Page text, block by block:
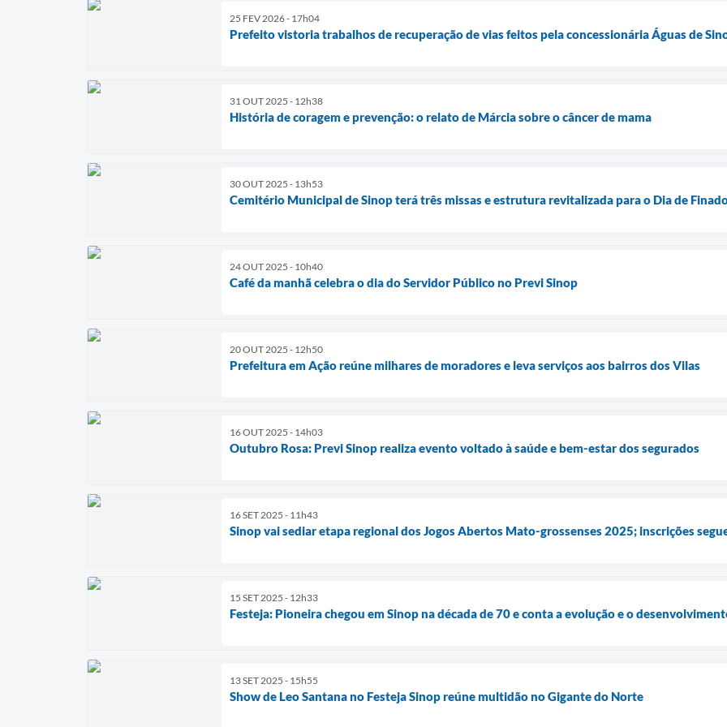
25 FEV 2026 - 17h04
Prefeito vistoria trabalhos de recuperação de vias feitos pela concessionária Águas de
31 OUT 2025 - 12h38
História de coragem e prevenção: o relato de Márcia sobre o câncer de mama
30 OUT 2025 - 13h53
Cemitério Municipal de Sinop terá três missas e estrutura revitalizada para o Dia de
24 OUT 2025 - 10h40
Café da manhã celebra o dia do Servidor Público no Previ Sinop
20 OUT 2025 - 12h50
Prefeitura em Ação reúne milhares de moradores e leva serviços aos bairros dos Vilas
16 OUT 2025 - 14h03
Outubro Rosa: Previ Sinop realiza evento voltado à saúde e bem-estar dos segurados
16 SET 2025 - 11h43
Sinop vai sediar etapa regional dos Jogos Abertos Mato-grossenses 2025; inscrições
15 SET 2025 - 12h33
Festeja: Pioneira chegou em Sinop na década de 70 e conta a evolução e o
13 SET 2025 - 15h55
Show de Leo Santana no Festeja Sinop reúne multidão no Gigante do Norte